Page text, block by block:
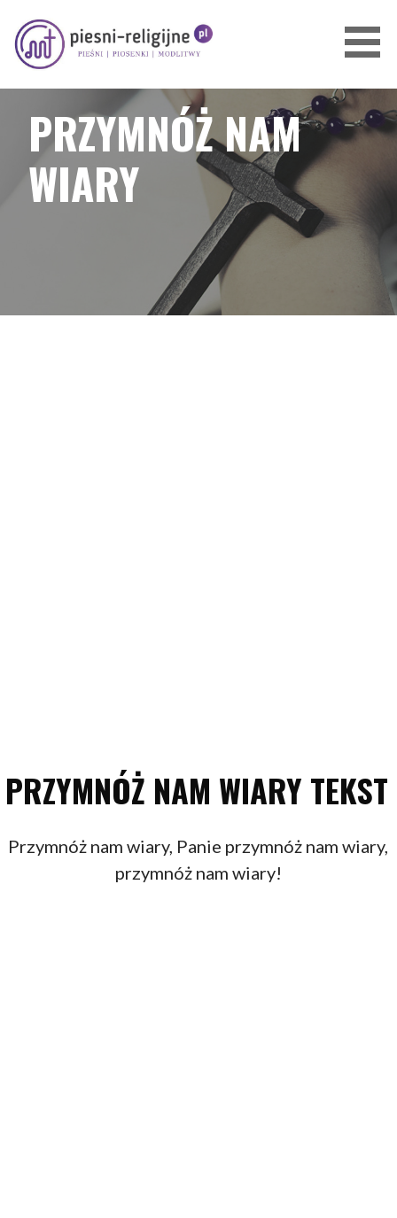
treści
PIOSENKI I PIEŚNI RELIGIJNE
PRZYMNÓŻ NAM
WIARY
PRZYMNÓŻ NAM WIARY TEKST
Przymnóż nam wiary, Panie przymnóż nam wiary,
przymnóż nam wiary!